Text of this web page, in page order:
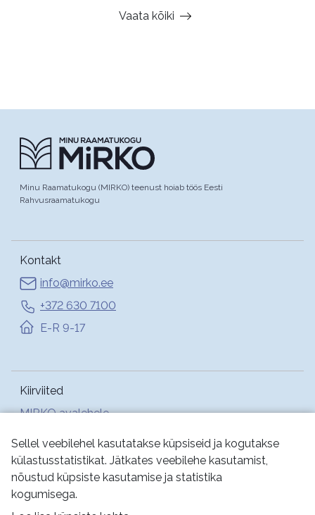
Sellel veebilehel kasutatakse küpsiseid ja kogutakse
külastusstatistikat. Jätkates veebilehe kasutamist,
nõustud küpsiste kasutamise ja statistika
kogumisega.
Vaata kõiki
Minu Raamatukogu (MIRKO) teenust hoiab töös Eesti
Rahvusraamatukogu
Kontakt
info@mirko.ee
+372 630 7100
E-R 9-17
Kiirviited
MIRKO avalehele
Abi
Jälgi meid: